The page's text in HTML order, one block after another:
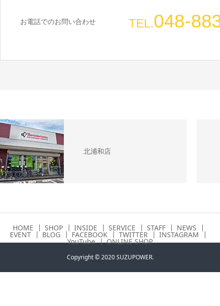
お電話でのお問い合わせ TEL.048-
北浦和店
HOME SHOP INSIDE SERVICE STAFF NEWS
EVENT BLOG FACEBOOK TWITTER INSTAGRAM
YouTube ONLINE SHOP
Copyright © 2020 SUZUPOWER.